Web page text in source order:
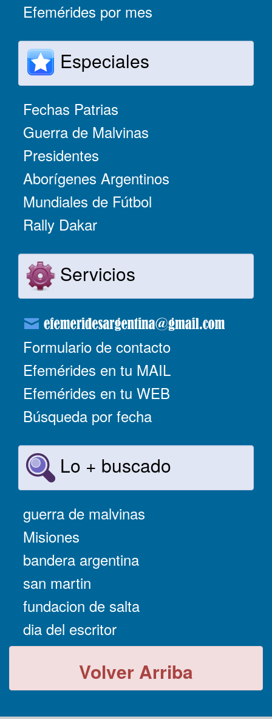
Efemérides por mes
Especiales
Fechas Patrias
Guerra de Malvinas
Presidentes
Aborígenes Argentinos
Mundiales de Fútbol
Rally Dakar
Servicios
Formulario de contacto
Efemérides en tu MAIL
Efemérides en tu WEB
Búsqueda por fecha
Lo + buscado
guerra de malvinas
Misiones
bandera argentina
san martin
fundacion de salta
dia del escritor
Volver Arriba